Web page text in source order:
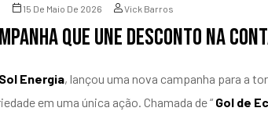
15 De Maio De 2026 Vick Barros
que une desconto na
Energia, lançou uma nova campanha para a
em uma única ação. Chamada de “ Gol de